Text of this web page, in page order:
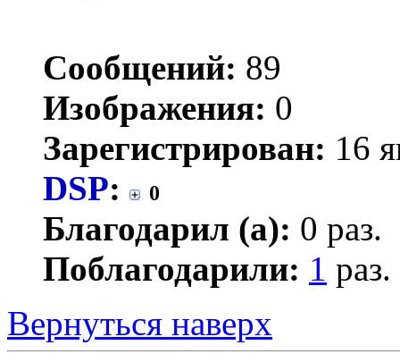
Сообщений: 89
Изображения: 0
Зарегистрирован: 16
DSP: 0
Благодарил (а): 0 раз.
Поблагодарили: 1 раз.
Вернуться наверх